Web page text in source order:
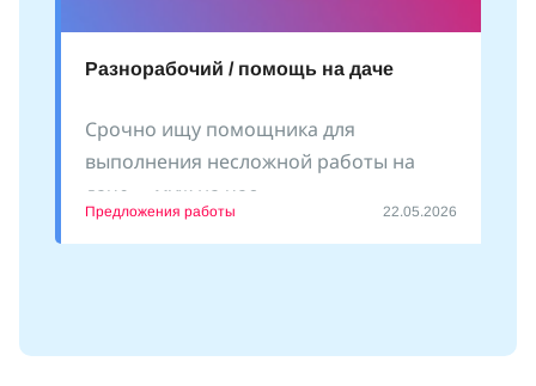
Разнорабочий / помощь на даче
Срочно ищу помощника для
выполнения несложной работы на
даче - «муж на час»
Предложения работы 22.05.2026